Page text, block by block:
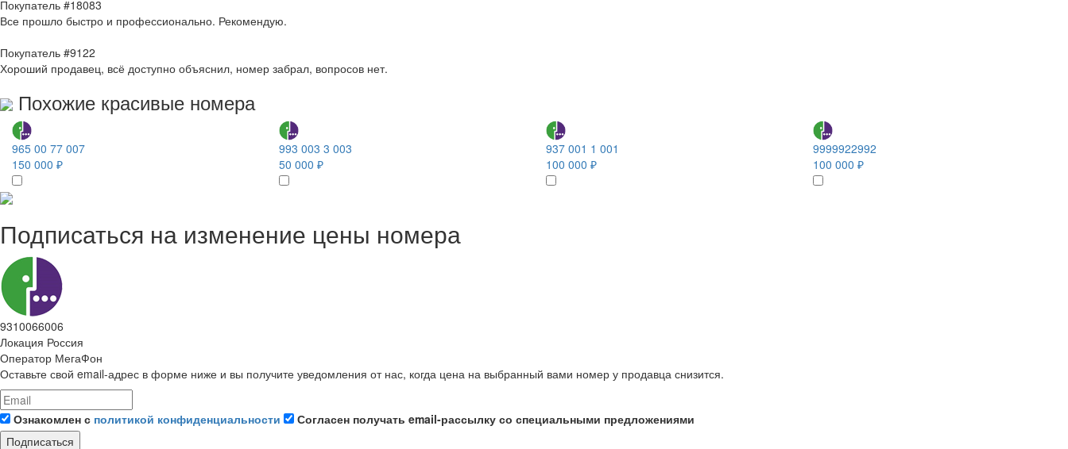
Покупатель #18083
Все прошло быстро и профессионально. Рекомендую.
Покупатель #9122
Хороший продавец, всё доступно объяснил, номер забрал, вопросов нет.
Похожие красивые номера
965 00 77 007
150 000 ₽
993 003 3 003
50 000 ₽
937 001 1 001
100 000 ₽
9999922992
100 000 ₽
Подписаться на изменение цены номера
9310066006
Локация Россия
Оператор МегаФон
Оставьте свой email-адрес в форме ниже и вы получите уведомления от нас, когда цена на выбранный вами номер у продавца снизится.
Ознакомлен с политикой конфиденциальности
Согласен получать email-рассылку со специальными предложениями
Подписаться